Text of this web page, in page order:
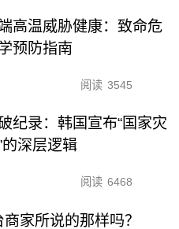
高温威胁健康：致命危
预防指南
阅读 3545
纪录：韩国宣布“国家灾
的深层逻辑
阅读 6468
家所说的那样吗？